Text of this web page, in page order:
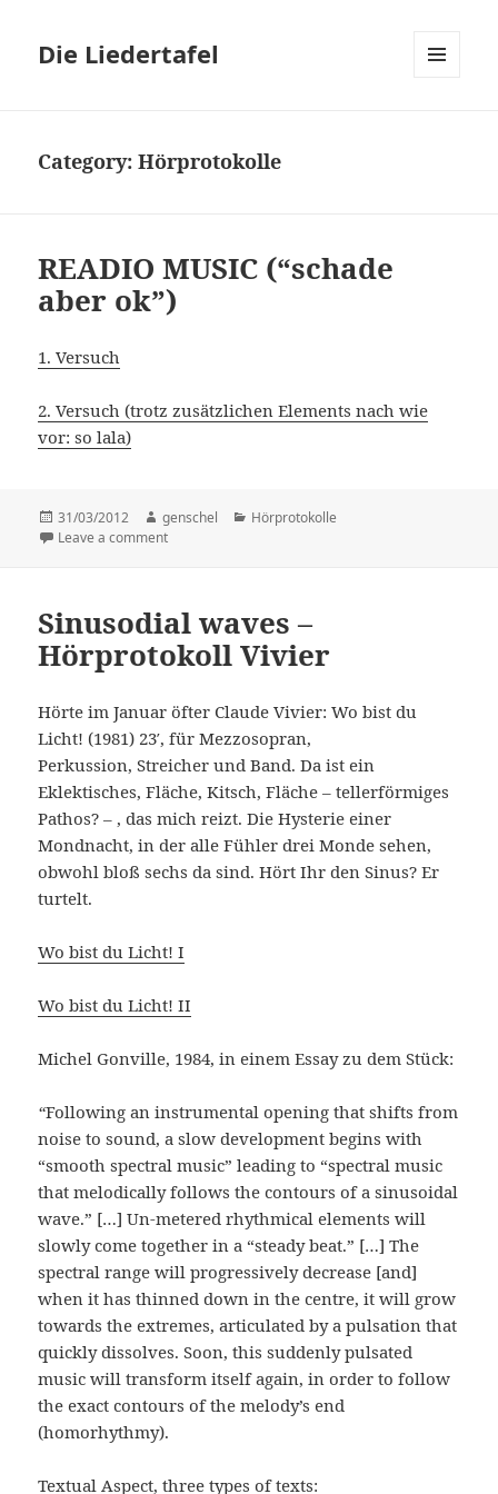
Die Liedertafel
Category: Hörprotokolle
READIO MUSIC (“schade
aber ok”)
1. Versuch
2. Versuch (trotz zusätzlichen Elements nach wie
vor: so lala)
Posted
on
31/03/2012 Author
genschel Categories
Hörprotokolle
Leave a comment
Sinusodial waves –
Hörprotokoll Vivier
Hörte im Januar öfter Claude Vivier: Wo bist du
Licht! (1981) 23′, für Mezzosopran,
Perkussion, Streicher und Band. Da ist ein
Eklektisches, Fläche, Kitsch, Fläche – tellerförmiges
Pathos? – , das mich reizt. Die Hysterie einer
Mondnacht, in der alle Fühler drei Monde sehen,
obwohl bloß sechs da sind. Hört Ihr den Sinus? Er
turtelt.
Wo bist du Licht! I
Wo bist du Licht! II
Michel Gonville, 1984, in einem Essay zu dem Stück:
“Following an instrumental opening that shifts from
noise to sound, a slow development begins with
“smooth spectral music” leading to “spectral music
that melodically follows the contours of a sinusoidal
wave.” […] Un-metered rhythmical elements will
slowly come together in a “steady beat.” […] The
spectral range will progressively decrease [and]
when it has thinned down in the centre, it will grow
towards the extremes, articulated by a pulsation that
quickly dissolves. Soon, this suddenly pulsated
music will transform itself again, in order to follow
the exact contours of the melody’s end
(homorhythmy).
Textual Aspect, three types of texts: